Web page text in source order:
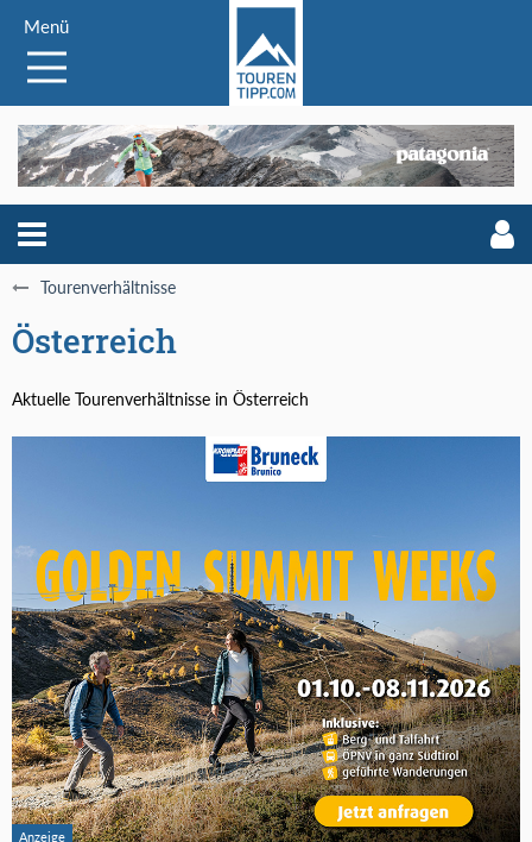
Menü
Tourenverhältnisse
Österreich
Aktuelle Tourenverhältnisse in Österreich